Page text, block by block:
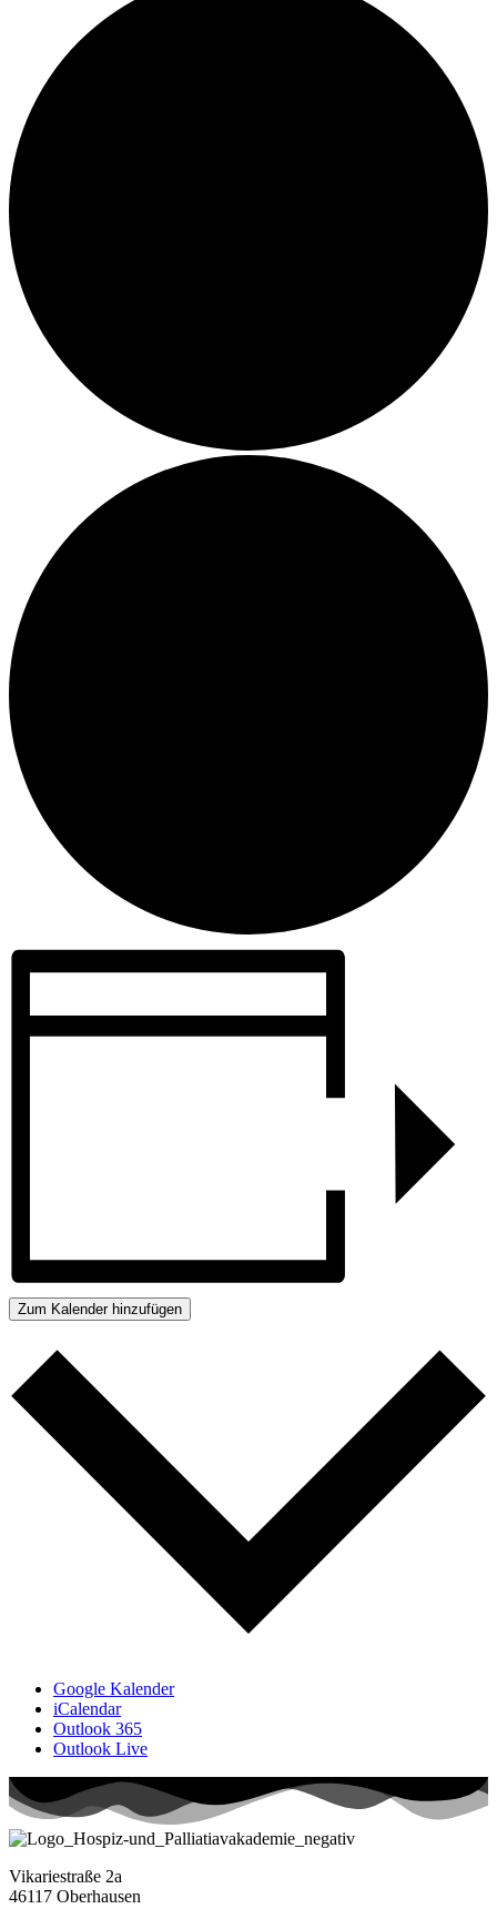
Zum Kalender hinzufügen
Google Kalender
iCalendar
Outlook 365
Outlook Live
Vikariestraße 2a
46117 Oberhausen